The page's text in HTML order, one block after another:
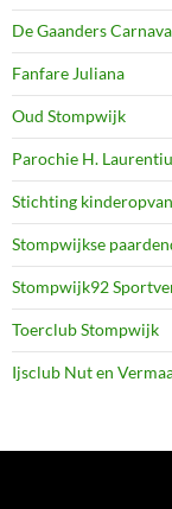
De Gaanders
Fanfare Juliana
Oud Stompwijk
Parochie H.
Stichting
Stompwijkse
Stompwijk92
Toerclub Stompwijk
Ijsclub Nut en